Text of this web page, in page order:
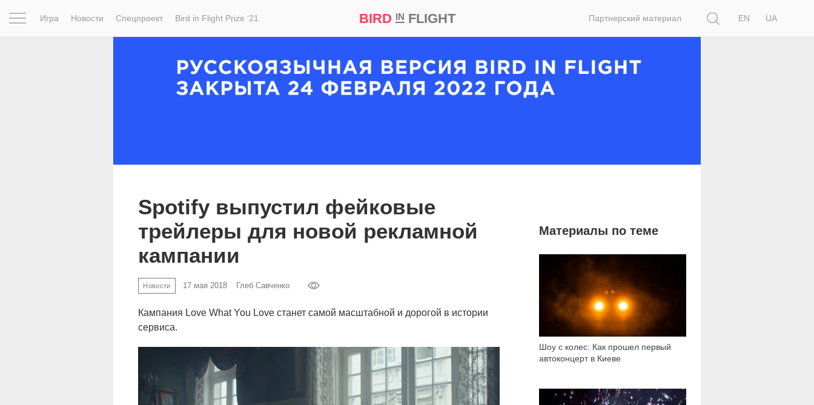
Игра Новости Спецпроект Bird in Flight Prize ‘21 BIRD INFLIGHT Партнерский материал
EN
UA
Spotify выпустил фейковые
трейлеры для новой рекламной
кампании
Новости 17 мая 2018 Глеб Савченко
Кампания Love What You Love станет самой масштабной и дорогой в истории
сервиса.
Материалы по теме
Шоу с колес: Как прошел первый
автоконцерт в Киеве